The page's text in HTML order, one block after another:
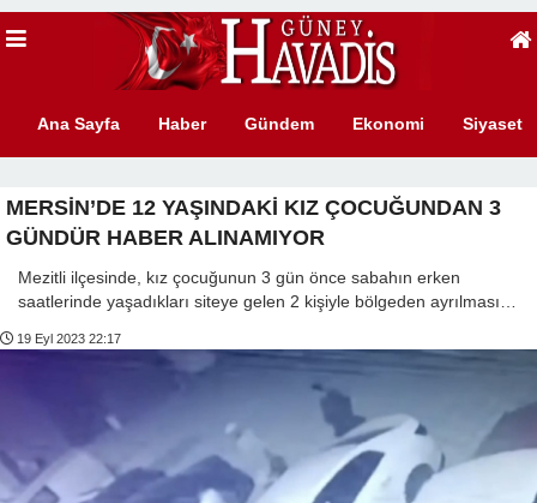
Ana Sayfa Haber Gündem Ekonomi Siyaset
MERSİN’DE 12 YAŞINDAKİ KIZ ÇOCUĞUNDAN 3
GÜNDÜR HABER ALINAMIYOR
Mezitli ilçesinde, kız çocuğunun 3 gün önce sabahın erken
saatlerinde yaşadıkları siteye gelen 2 kişiyle bölgeden ayrılması…
19 Eyl 2023 22:17